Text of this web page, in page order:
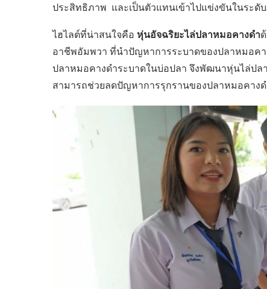
ประสิทธิภาพ และเป็นตัวแทนเข้าไปแข่งขันในระดับ
ไฮไลต์ที่น่าสนใจคือ หุ่นอัจฉริยะไล่ปลาหมอคางดำ
อาชีพอัมพวา ที่นำปัญหาการระบาดของปลาหมอค
ปลาหมอคางดำระบาดในบ่อปลา จึงพัฒนาหุ่นไล่ป
สามารถช่วยลดปัญหาการรุกรานของปลาหมอคางด